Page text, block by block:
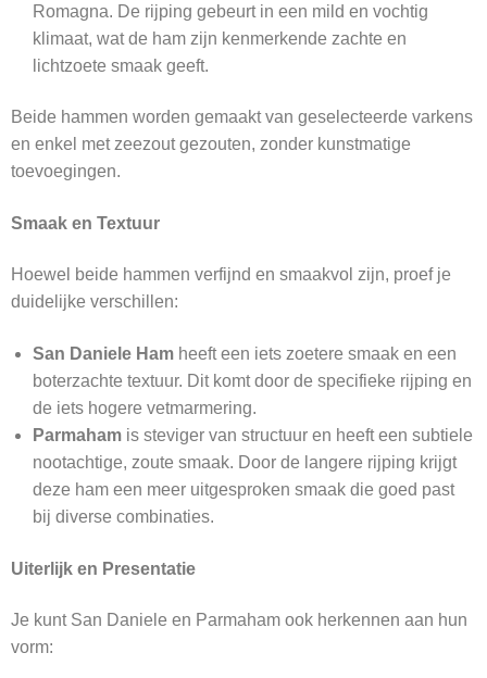
Romagna. De rijping gebeurt in een mild en vochtig
klimaat, wat de ham zijn kenmerkende zachte en
lichtzoete smaak geeft.
Beide hammen worden gemaakt van geselecteerde varkens
en enkel met zeezout gezouten, zonder kunstmatige
toevoegingen.
Smaak en Textuur
Hoewel beide hammen verfijnd en smaakvol zijn, proef je
duidelijke verschillen:
San Daniele Ham heeft een iets zoetere smaak en een
boterzachte textuur. Dit komt door de specifieke rijping en
de iets hogere vetmarmering.
Parmaham is steviger van structuur en heeft een subtiele
nootachtige, zoute smaak. Door de langere rijping krijgt
deze ham een meer uitgesproken smaak die goed past
bij diverse combinaties.
Uiterlijk en Presentatie
Je kunt San Daniele en Parmaham ook herkennen aan hun
vorm: